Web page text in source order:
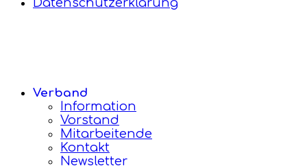
Verband
Information
Vorstand
Mitarbeitende
Kontakt
Newsletter